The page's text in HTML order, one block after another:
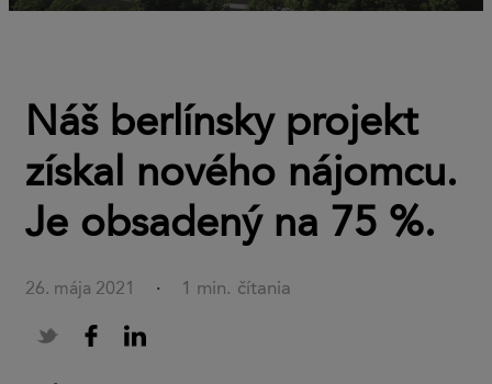
Náš berlínsky projekt
získal nového nájomcu.
Je obsadený na 75 %.
26. mája 2021 · 1 min. čítania